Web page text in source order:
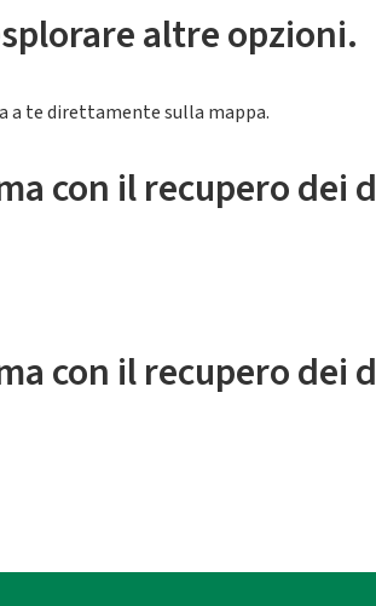
altre opzioni.
a te direttamente sulla mappa.
con il recupero dei
con il recupero dei